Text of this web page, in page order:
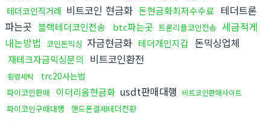
테더코인직거래 비트코인 현금화 돈현금화최저수수료 테더트론
파는곳 블랙테더코인전송 btc파는곳 트론리플코인전송 세금적게
내는방법 코인돈믹싱 자금현금화 테더개인지갑 돈믹싱업체
재테크자금믹싱문의 비트코인환전
횡령세탁 trc20사는법
파이코인판매 이더리움현금화 usdt판매대행 비트코인판매사이트
파이코인구매대행 핸드폰결제테더전환